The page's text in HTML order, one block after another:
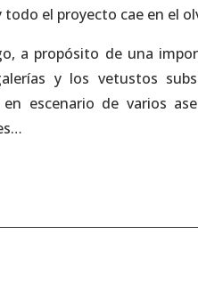
todo el proyecto cae en el
a propósito de una
y los vetustos
en escenario de varios